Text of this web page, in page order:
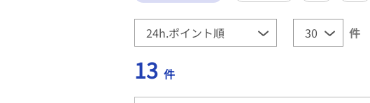
件
13 件